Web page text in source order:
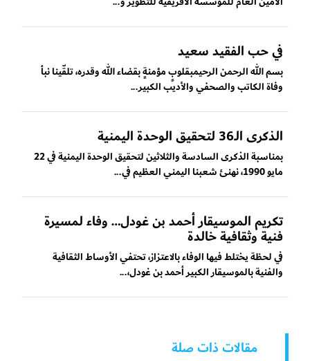
في حب الفقيد سعيد
بسم الله الرحمن الرحيمبقلوبٍ مؤمنةٍ بقضاء الله وقدره، تلقّينا نبأ
وفاة الكاتب والصحفي والأديب الكبير...
الذكرى الـ36 لتحقيق الوحدة اليمنية
بمناسبة الذكرى السادسة والثلاثين لتحقيق الوحدة اليمنية في 22
مايو 1990، نهنئ شعبنا اليمني العظيم في...
تكريم الموسيقار أحمد بن غودل… وفاء لمسيرة
فنية وثقافية خالدة
في لحظة يختلط فيها الوفاء بالاعتزاز، تحتفي الأوساط الثقافية
والفنية بالموسيقار الكبير أحمد بن غودل،...
مقالات ذات صلة